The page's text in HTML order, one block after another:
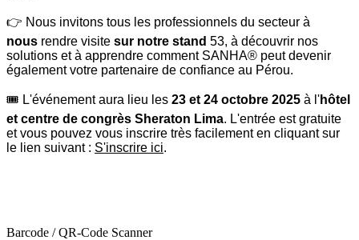
👉 Nous invitons tous les professionnels du secteur à
nous rendre visite sur notre stand 53, à découvrir nos
solutions et à apprendre comment SANHA® peut devenir
également votre partenaire de confiance au Pérou.
🎟 L'événement aura lieu les 23 et 24 octobre 2025 à l'hôtel
et centre de congrès Sheraton Lima. L'entrée est gratuite
et vous pouvez vous inscrire très facilement en cliquant sur
le lien suivant : S'inscrire ici.
Barcode / QR-Code Scanner